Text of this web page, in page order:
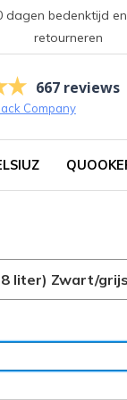
dagen bedenktijd
retourneren
667 reviews
Company
liter) Zwart/